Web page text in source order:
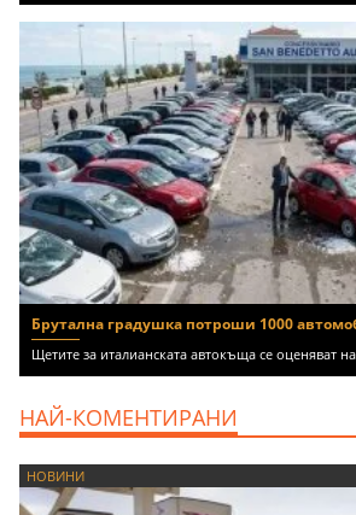
Брутална градушка потроши 1000
Щетите за италианската автокъща се оценяват
НАЙ-КОМЕНТИРАНИ
НОВИНИ